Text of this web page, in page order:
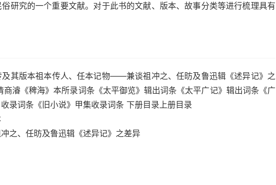
俗研究的一个重要文献。对于此书的文献、版本、故事分类等进行梳理具有
及其版本祖本传人、任本记物——兼谈祖冲之、任昉及鲁迅辑《述异记》之
濬《稗海》本所录词条《太平御览》辑出词条《太平广记》辑出词条《广
录词条《旧小说》甲集收录词条 下册目录上册目录
之、任昉及鲁迅辑《述异记》之差异